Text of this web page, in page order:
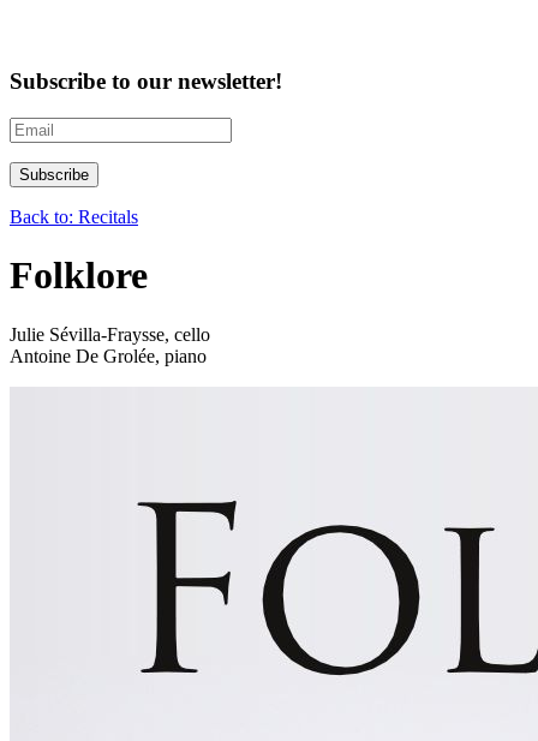
Subscribe to our newsletter!
Back to: Recitals
Folklore
Julie Sévilla-Fraysse, cello
Antoine De Grolée, piano